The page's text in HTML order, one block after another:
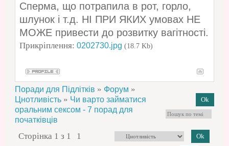
Сперма, що потрапила в рот, горло,
шлунок і т.д. НІ ПРИ ЯКИХ умовах НЕ
МОЖЕ привести до розвитку вагітності.
Прикріплення: 0202730.jpg (18.7 Kb)
Поради для Підлітків » Форум »
Цнотливість » Чи варто займатися
оральним сексом - 7 порад для
початківців
Сторінка 1 з 1
1